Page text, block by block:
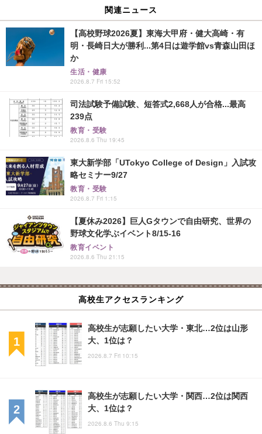
関連ニュース
【高校野球2026夏】東海大甲府・健大高崎・有
明・長崎日大が勝利...第4日は遊学館vs青森山田ほ
か
生活・健康
2026.8.7 Fri 15:52
司法試験予備試験、短答式2,668人が合格...最高
239点
教育・受験
2026.8.6 Thu 19:45
東大新学部「UTokyo College of Design」入試攻
略セミナー9/27
教育・受験
2026.8.7 Fri 1:15
【夏休み2026】巨人Gタウンで自由研究、世界の
野球文化学ぶイベント8/15-16
教育イベント
2026.8.6 Thu 21:15
高校生アクセスランキング
高校生が志願したい大学・東北…2位は山形
大、1位は？
2026.8.7 Fri 10:15
高校生が志願したい大学・関西…2位は関西
大、1位は？
2026.8.6 Thu 9:15